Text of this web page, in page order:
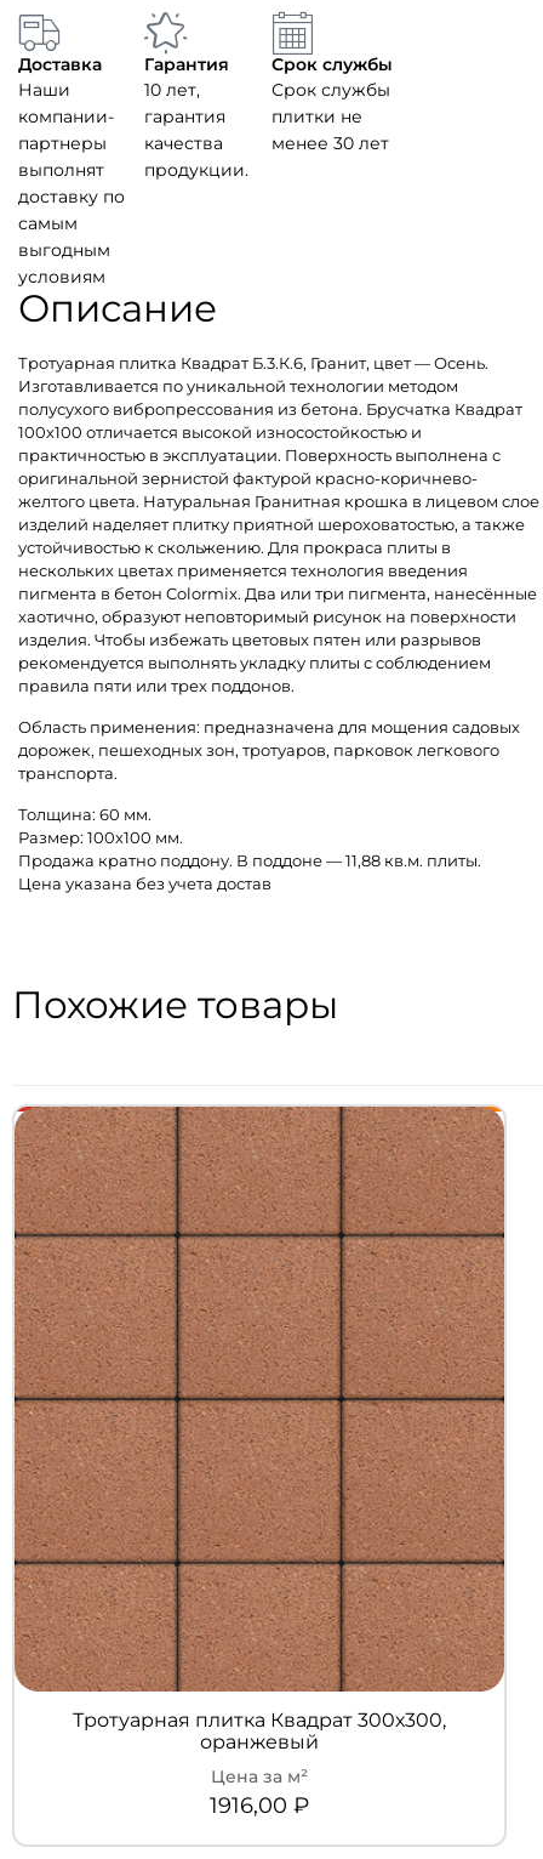
Доставка
Наши
компании-
партнеры
выполнят
доставку по
самым
выгодным
условиям
Гарантия
10 лет,
гарантия
качества
продукции.
Срок службы
Срок службы
плитки не
менее 30 лет
Описание
Тротуарная плитка Квадрат Б.3.К.6, Гранит, цвет — Осень.
Изготавливается по уникальной технологии методом
полусухого вибропрессования из бетона. Брусчатка Квадрат
100х100 отличается высокой износостойкостью и
практичностью в эксплуатации. Поверхность выполнена с
оригинальной зернистой фактурой красно-коричнево-
желтого цвета. Натуральная Гранитная крошка в лицевом слое
изделий наделяет плитку приятной шероховатостью, а также
устойчивостью к скольжению. Для прокраса плиты в
нескольких цветах применяется технология введения
пигмента в бетон Colormix. Два или три пигмента, нанесённые
хаотично, образуют неповторимый рисунок на поверхности
изделия. Чтобы избежать цветовых пятен или разрывов
рекомендуется выполнять укладку плиты с соблюдением
правила пяти или трех поддонов.
Область применения: предназначена для мощения садовых
дорожек, пешеходных зон, тротуаров, парковок легкового
транспорта.
Толщина: 60 мм.
Размер: 100х100 мм.
Продажа кратно поддону. В поддоне — 11,88 кв.м. плиты.
Цена указана без учета достав
Похожие товары
Тротуарная плитка Квадрат 300х300,
оранжевый
1916,00 ₽